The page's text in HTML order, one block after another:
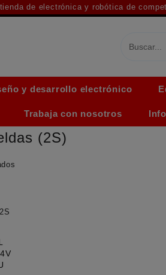
de electrónica y robótica de
y desarrollo electrónico
Trabaja con nosotros
(2S)